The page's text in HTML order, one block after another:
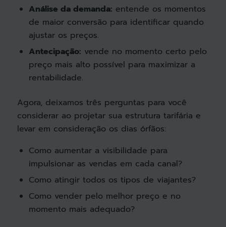
Análise da demanda: entende os momentos
de maior conversão para identificar quando
ajustar os preços.
Antecipação: vende no momento certo pelo
preço mais alto possível para maximizar a
rentabilidade.
Agora, deixamos três perguntas para você
considerar ao projetar sua estrutura tarifária e
levar em consideração os dias órfãos:
Como aumentar a visibilidade para
impulsionar as vendas em cada canal?
Como atingir todos os tipos de viajantes?
Como vender pelo melhor preço e no
momento mais adequado?